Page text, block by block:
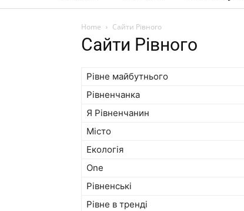
Home Сайти Рівного
Сайти Рівного
Рівне майбутнього
Рівненчанка
Я Рівненчанин
Місто
Екологія
One
Рівненські
Рівне в тренді